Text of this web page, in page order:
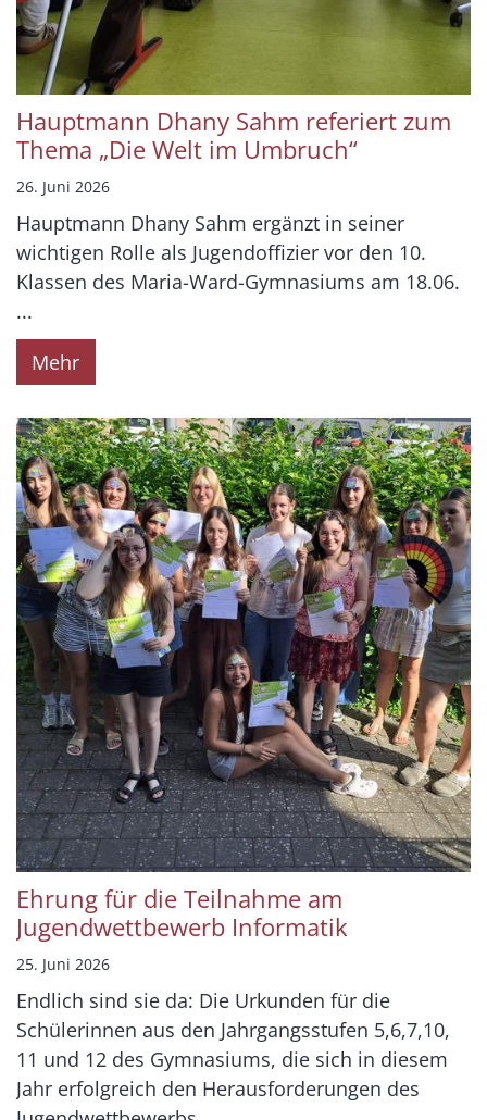
Hauptmann Dhany Sahm referiert zum
Thema „Die Welt im Umbruch“
26. Juni 2026
Hauptmann Dhany Sahm ergänzt in seiner
wichtigen Rolle als Jugendoffizier vor den 10.
Klassen des Maria-Ward-Gymnasiums am 18.06.
...
Mehr
Ehrung für die Teilnahme am
Jugendwettbewerb Informatik
25. Juni 2026
Endlich sind sie da: Die Urkunden für die
Schülerinnen aus den Jahrgangsstufen 5,6,7,10,
11 und 12 des Gymnasiums, die sich in diesem
Jahr erfolgreich den Herausforderungen des